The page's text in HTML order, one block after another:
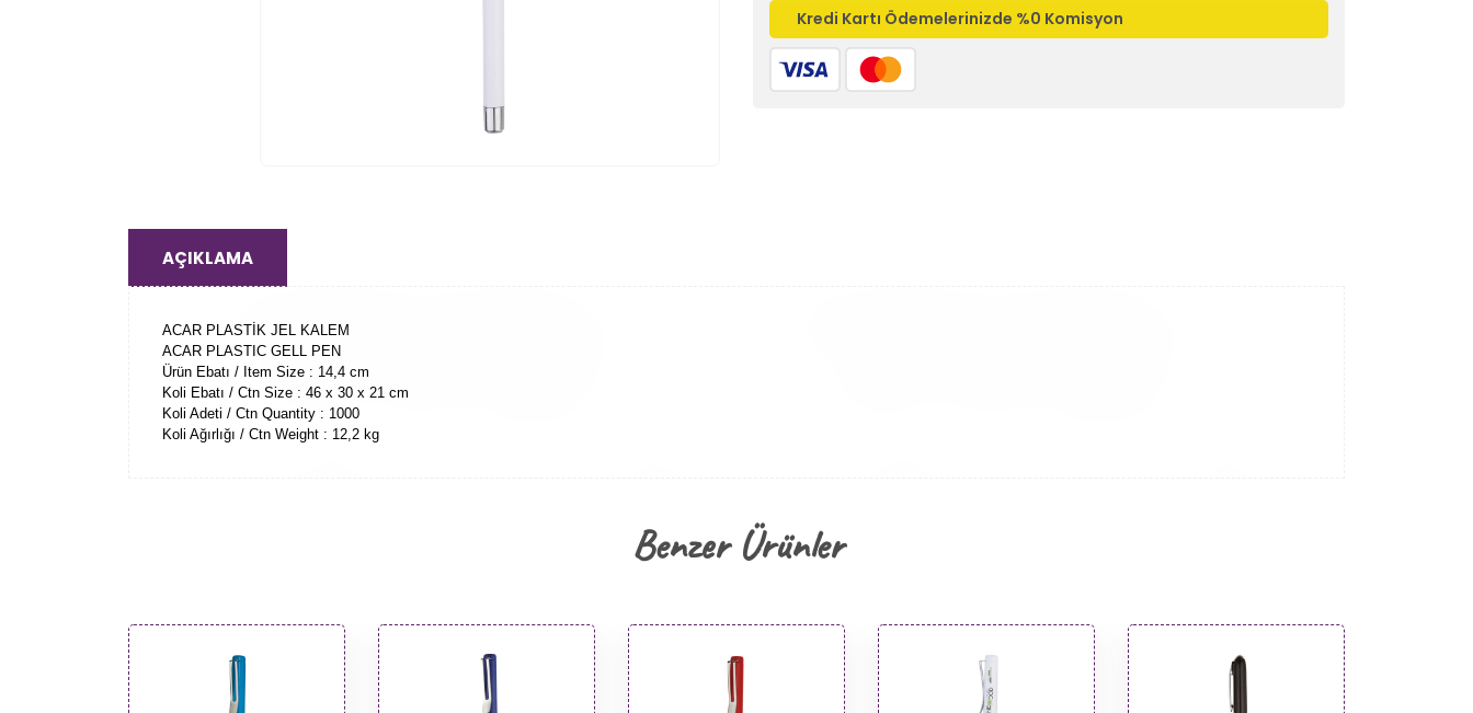
Kredi Kartı Ödemelerinizde %0 Komisyon
AÇIKLAMA
ACAR PLASTİK JEL KALEM
ACAR PLASTIC GELL PEN
Ürün Ebatı / Item Size : 14,4 cm
Koli Ebatı / Ctn Size : 46 x 30 x 21 cm
Koli Adeti / Ctn Quantity : 1000
Koli Ağırlığı / Ctn Weight : 12,2 kg
Benzer Ürünler